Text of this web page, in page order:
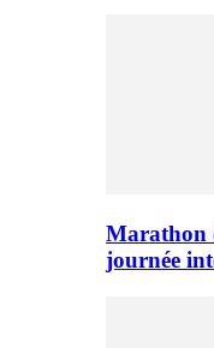
Marathon
journée